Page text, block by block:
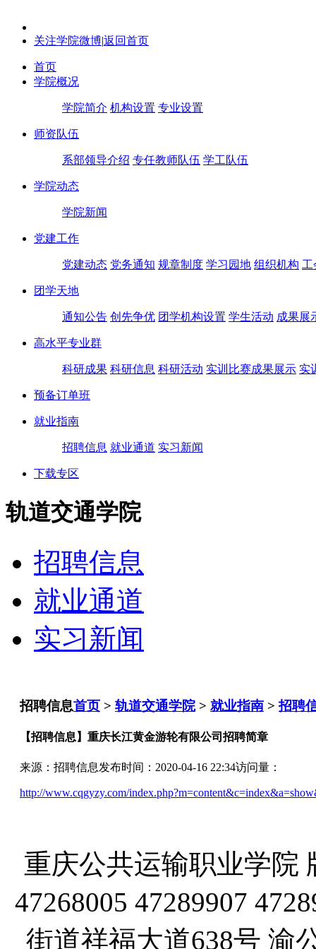
关注学院微博|返回首页
首页
学院概况
学院简介 机构设置 专业设置
师资队伍
系部领导介绍 专任教师队伍 学工队伍
学院动态
学院新闻
党建工作
党建动态 党务通知 规章制度 学习园地 组织机构 工
团学天地
通知公告 创先争优 团学机构设置 学生活动 成果展
高水平专业群
科研成果 科研信息 科研活动 实训比赛成果展示 实
预备订单班
就业指南
招聘信息 就业通道 实习新闻
下载专区
轨道交通学院
招聘信息
就业通道
实习新闻
招聘信息首页 > 轨道交通学院> 就业指南 >招聘
【招聘信息】重庆长江黄金游轮有限公司招聘简章
来源：招聘信息发布时间：2020-04-16 22:34访问量：
http://www.cqgyzy.com/
重庆公共运输职业学院
47268005 47289907
街道祥福大道638号 渝